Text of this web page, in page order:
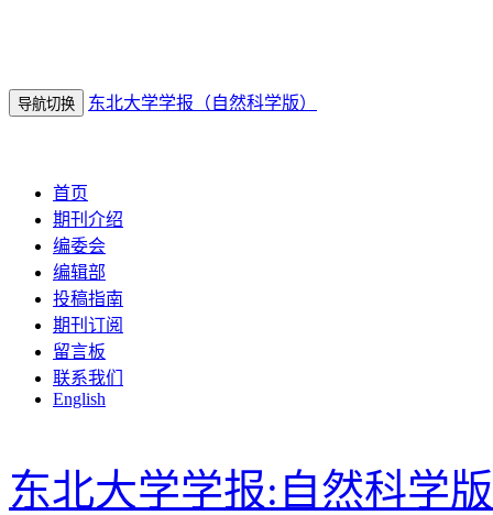
导航切换 东北大学学报（自然科学版）
首页
期刊介绍
编委会
编辑部
投稿指南
期刊订阅
留言板
联系我们
English
东北大学学报:自然科学版